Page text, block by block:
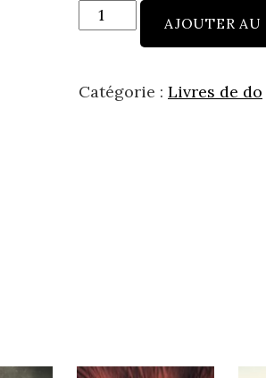
quantité
de
décision
AJOUTER AU
Catégorie : Livres de do